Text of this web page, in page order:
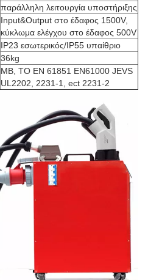
παράλληλη λειτουργία υποστήριξης
Input&Output στο έδαφος 1500V,
κύκλωμα ελέγχου στο έδαφος 500V
IP23 εσωτερικός/IP55 υπαίθριο
36kg
ΜΒ, ΤΟ EN 61851 EN61000 JEVS
UL2202, 2231-1, ect 2231-2